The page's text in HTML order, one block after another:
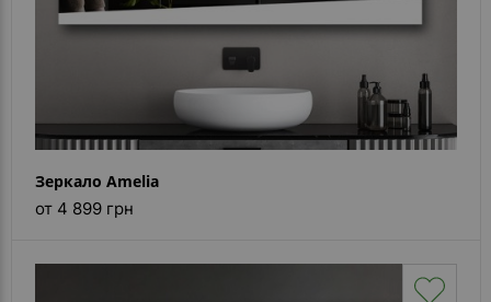
Зеркало Amelia
от 4 899 грн